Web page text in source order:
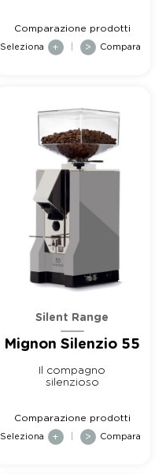
Comparazione prodotti
Seleziona + > Compara
Silent Range
Mignon Silenzio 55
Il compagno
silenzioso
Comparazione prodotti
Seleziona + > Compara